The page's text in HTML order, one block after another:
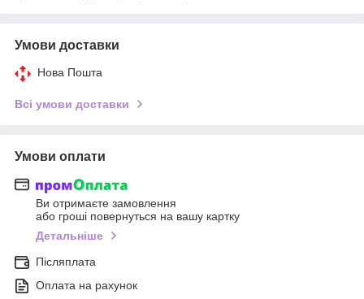
Умови доставки
Нова Пошта
Всі умови доставки
Умови оплати
Ви отримаєте замовлення
або гроші повернуться на вашу картку
Детальніше
Післяплата
Оплата на рахунок